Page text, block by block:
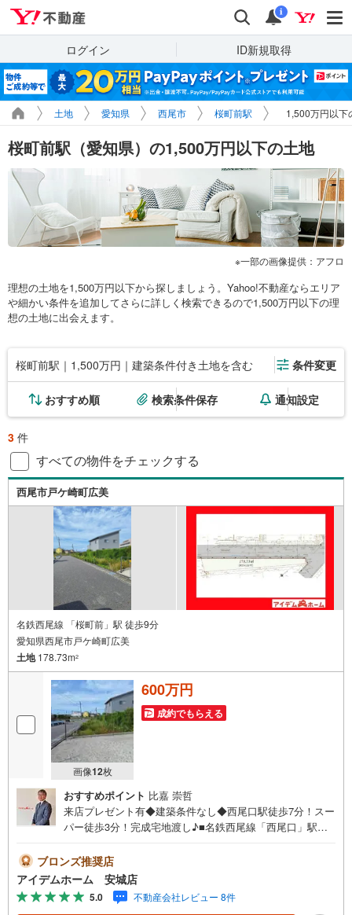
検索 通知
i
ログイン ID新規取得
土地 愛知県 西尾市 桜町前駅 1,500万円以下
桜町前駅（愛知県）の1,500万円以下の土地
一部の画像提供：アフロ
理想の土地を1,500万円以下から探しましょう。Yahoo!不動産ならエリア
や細かい条件を追加してさらに詳しく検索できるので1,500万円以下の理
想の土地に出会えます。
桜町前駅｜1,500万円｜建築条件付き土地を含む 条件変更
おすすめ順 検索条件保存 通知設定
3 件
すべての物件をチェックする
西尾市戸ケ崎町広美
名鉄西尾線 「桜町前」駅 徒歩9分
愛知県西尾市戸ケ崎町広美
土地178.73m2
画像12枚
600万円
成約でもらえる
おすすめポイント 比嘉 崇哲
来店プレゼント有◆建築条件なし◆西尾口駅徒歩7分！スー
パー徒歩3分！完成宅地渡し♪■名鉄西尾線「西尾口」駅徒
面積63坪超！広々とした間口で日当たり良好！■建築条件
なし！お好きなハウスメーカーで建築可能♪■ライフライン
＆造成工事後の完成宅地渡し！《本日見学OK！》営業時間
内（9:00～19:00）は、下記電話フォームよりお電話をして
ブロンズ推奨店
アイデムホーム 安城店
5.0 不動産会社レビュー 8件